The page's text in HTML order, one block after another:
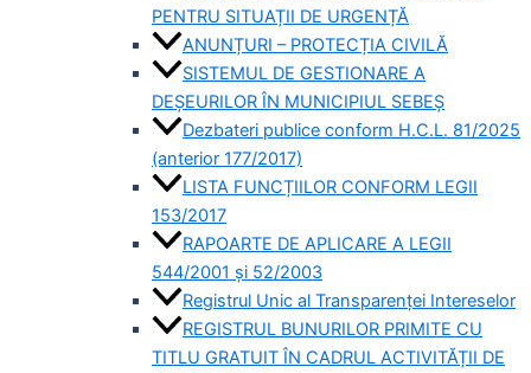
PENTRU SITUAȚII DE URGENȚĂ
ANUNȚURI – PROTECȚIA CIVILĂ
SISTEMUL DE GESTIONARE A
DEȘEURILOR ÎN MUNICIPIUL SEBEȘ
Dezbateri publice conform H.C.L. 81/2025
(anterior 177/2017)
LISTA FUNCȚIILOR CONFORM LEGII
153/2017
RAPOARTE DE APLICARE A LEGII
544/2001 și 52/2003
Registrul Unic al Transparenței Intereselor
REGISTRUL BUNURILOR PRIMITE CU
TITLU GRATUIT ÎN CADRUL ACTIVITĂȚII DE